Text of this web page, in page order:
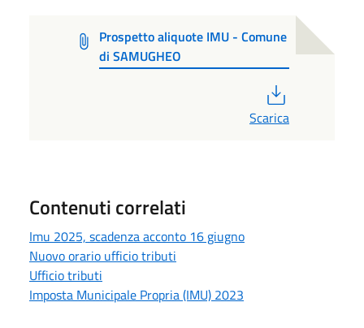
Prospetto aliquote IMU - Comune
di SAMUGHEO
Scarica
Contenuti correlati
Imu 2025, scadenza acconto 16 giugno
Nuovo orario ufficio tributi
Ufficio tributi
Imposta Municipale Propria (IMU) 2023